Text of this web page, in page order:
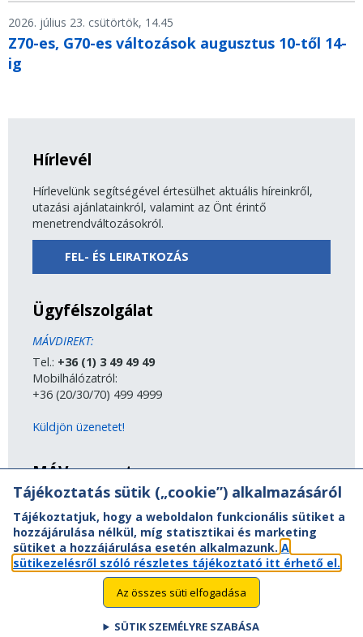
2026. július 23. csütörtök, 14.45
Z70-es, G70-es változások augusztus 10-től 14-
ig
Hírlevél
Hírlevelünk segítségével értesülhet aktuális híreinkről,
utazási ajánlatainkról, valamint az Önt érintő
menetrendváltozásokról.
FEL- ÉS LEIRATKOZÁS
Ügyfélszolgálat
MÁVDIREKT:
Tel.: +36 (1) 3 49 49 49
Mobilhálózatról:
+36 (20/30/70) 499 4999
Küldjön üzenetet!
MÁV-csoport
A MÁV-csoport tagjai
Jogi útmutatás
Adatvédelem
Kapcsolat
Vasút a nagyvilágban
Akadálymentesítési nyilatkozat
Tájékoztatás sütik („cookie”) alkalmazásáról
Tájékoztatjuk, hogy a weboldalon funkcionális sütiket a
hozzájárulása nélkül, míg statisztikai és marketing
sütiket a hozzájárulása esetén alkalmazunk. A
sütikezelésről szóló részletes tájékoztató itt érhető el.
Az összes süti elfogadása
SÜTIK SZEMÉLYRE SZABÁSA